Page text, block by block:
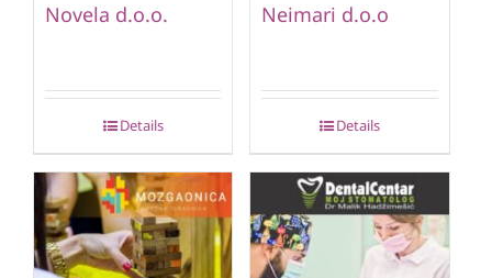
Novela d.o.o.
Details
Neimari d.o.o
Details